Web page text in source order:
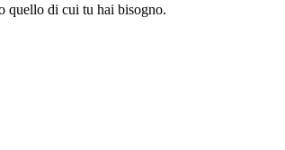
quello di cui tu hai bisogno.